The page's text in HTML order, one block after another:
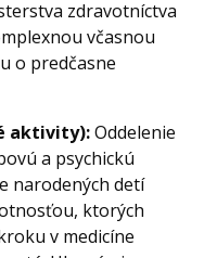
zdravotníctva
včasnou
o predčasne
aktivity):Oddelenie
a psychickú
narodených detí
ktorých
v medicíne